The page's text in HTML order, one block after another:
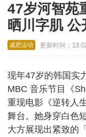
47岁河智苑
晒川字肌
减肥运动 更新时间：
现年47岁的韩国实
MBC 音乐节目《
重现电影《逆转人
舞台。她身穿白色
大方展现出紧致的